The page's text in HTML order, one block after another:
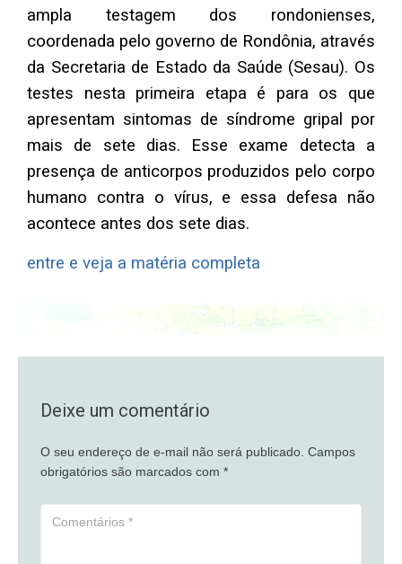
ampla testagem dos rondonienses,
coordenada pelo governo de Rondônia, através
da Secretaria de Estado da Saúde (Sesau). Os
testes nesta primeira etapa é para os que
apresentam sintomas de síndrome gripal por
mais de sete dias. Esse exame detecta a
presença de anticorpos produzidos pelo corpo
humano contra o vírus, e essa defesa não
acontece antes dos sete dias.
entre e veja a matéria completa
Deixe um comentário
O seu endereço de e-mail não será publicado. Campos
obrigatórios são marcados com *